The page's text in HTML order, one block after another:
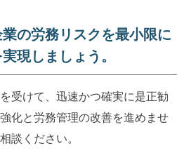
の労務リスクを最小限に
現しましょう。
受けて、迅速かつ確実に是正勧
化と労務管理の改善を進めませ
談ください。